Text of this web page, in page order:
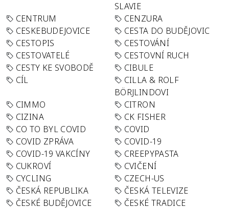
SLAVIE
CENTRUM
CENZURA
CESKEBUDEJOVICE
CESTA DO BUDĚJOVIC
CESTOPIS
CESTOVÁNÍ
CESTOVATELÉ
CESTOVNÍ RUCH
CESTY KE SVOBODĚ
CIBULE
CÍL
CILLA & ROLF
BÖRJLINDOVI
CIMMO
CITRON
CIZINA
CK FISHER
CO TO BYL COVID
COVID
COVID ZPRÁVA
COVID-19
COVID-19 VAKCÍNY
CREEPYPASTA
CUKROVÍ
CVIČENÍ
CYCLING
CZECH-US
ČESKÁ REPUBLIKA
ČESKÁ TELEVIZE
ČESKÉ BUDĚJOVICE
ČESKÉ TRADICE